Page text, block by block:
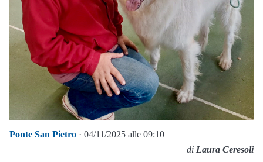
Ponte San Pietro · 04/11/2025 alle 09:10
di Laura Ceresoli